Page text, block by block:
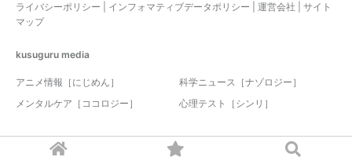
ライバシーポリシー
インフォマティブデータポリシー 運営会社
サイト
マップ
kusuguru media
アニメ情報［にじめん］
科学ニュース［ナゾロジー］
メンタルケア［ココロジー］
心理テスト［シンリ］
© 2017-2026 nazology. all rights reserved.